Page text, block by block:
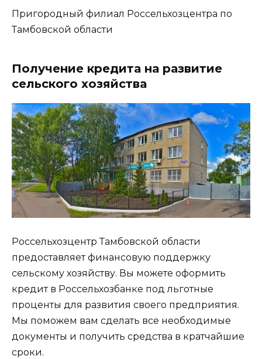
Пригородный филиал Россельхозцентра по
Тамбовской области
Получение кредита на развитие
сельского хозяйства
Россельхозцентр Тамбовской области
предоставляет финансовую поддержку
сельскому хозяйству. Вы можете оформить
кредит в Россельхозбанке под льготные
проценты для развития своего предприятия.
Мы поможем вам сделать все необходимые
документы и получить средства в кратчайшие
сроки.